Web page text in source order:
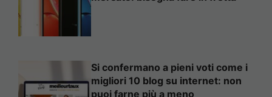
Si confermano a pieni voti come i
migliori 10 blog su internet: non
puoi farne più a meno